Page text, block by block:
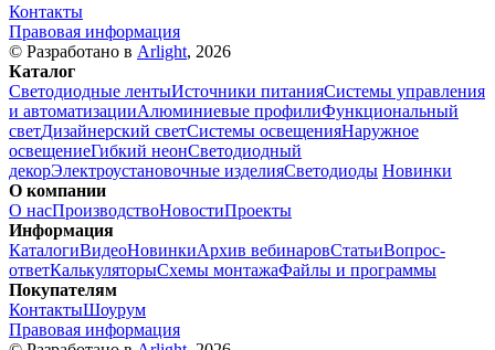
Контакты
Правовая информация
© Разработано в Arlight, 2026
Каталог
Светодиодные лентыИсточники питанияСистемы управления
и автоматизацииАлюминиевые профилиФункциональный
светДизайнерский светСистемы освещенияНаружное
освещениеГибкий неонСветодиодный
декорЭлектроустановочные изделияСветодиоды Новинки
О компании
О насПроизводствоНовостиПроекты
Информация
КаталогиВидеоНовинкиАрхив вебинаровСтатьиВопрос-
ответКалькуляторыСхемы монтажаФайлы и программы
Покупателям
КонтактыШоурум
Правовая информация